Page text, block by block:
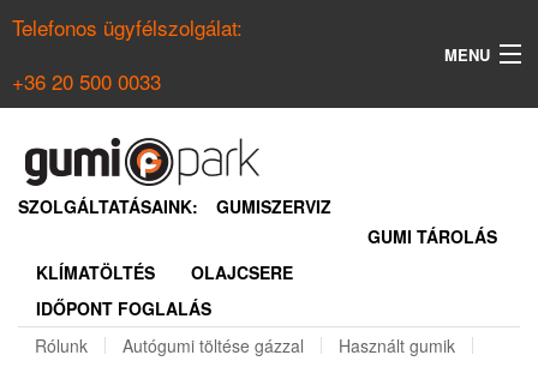
Telefonos ügyfélszolgálat:
+36 20 500 0033
MENU
NYÁRI GUMI KERESŐ
REGISZTRÁCIÓ
SZOLGÁLTATÁSAINK:
GUMISZERVIZ
GUMI TÁROLÁS
KLÍMATÖLTÉS
OLAJCSERE
IDŐPONT FOGLALÁS
Rólunk
Autógumi töltése gázzal
Használt gumik